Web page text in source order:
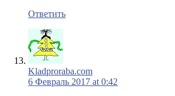
Ответить
Kladproraba.com
6 Февраль 2017 at 0:42